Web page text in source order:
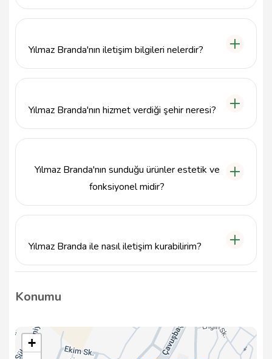
Yılmaz Branda'nın iletişim bilgileri nelerdir?
Çekmeköy adresine gidebilirsiniz.
Yılmaz Branda'nın hizmet verdiği şehir neresi?
Yılmaz Branda'nın sunduğu ürünler estetik ve
fonksiyonel midir?
Yılmaz Branda ile nasıl iletişim kurabilirim?
Yılmaz Branda & Tente Çadır Sistemleri ile
telefonla 5358405197 arayarak iletişim kurabilirsiniz.
Konumu
+